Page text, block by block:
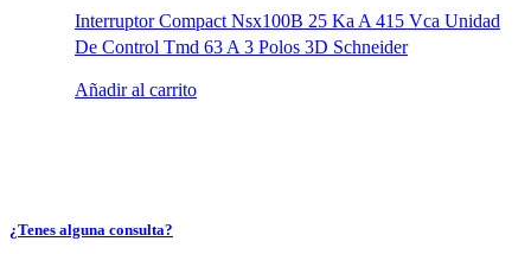
Interruptor Compact Nsx100B 25 Ka A 415 Vca Unidad
De Control Tmd 63 A 3 Polos 3D Schneider
Añadir al carrito
¿Tenes alguna consulta?